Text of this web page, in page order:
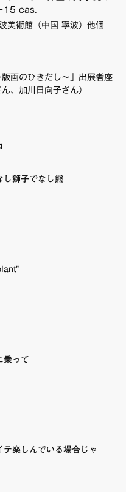
15 cas.
美術館（中国 寧波）他個
画のひきだし〜」出展者座
、加川日向子さん）
し獅子でなし熊
乗って
テ楽しんでいる場合じゃ